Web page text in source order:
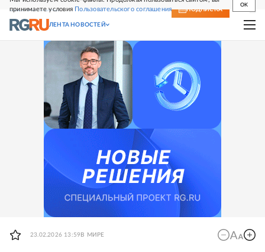
принимаете условия Пользовательского соглашения
OK
СВЕЖИЙ НОМЕР ПОДПИСКА
ЛЕНТА НОВОСТЕЙ
23.02.2026 13:59 В МИРЕ